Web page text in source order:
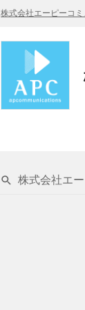
株式会社エーピーコ
株式会社エ